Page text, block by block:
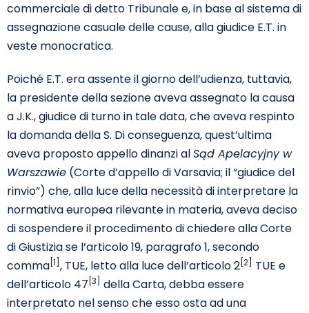
commerciale di detto Tribunale e, in base al sistema di
assegnazione casuale delle cause, alla giudice E.T. in
veste monocratica.
Poiché E.T. era assente il giorno dell’udienza, tuttavia,
la presidente della sezione aveva assegnato la causa
a J.K., giudice di turno in tale data, che aveva respinto
la domanda della S. Di conseguenza, quest’ultima
aveva proposto appello dinanzi alSąd Apelacyjny w
Warszawie (Corte d’appello di Varsavia; il “giudice del
rinvio”) che, alla luce della necessità di interpretare la
normativa europea rilevante in materia, aveva deciso
di sospendere il procedimento di chiedere alla Corte
di Giustizia se l’articolo 19, paragrafo 1, secondo
comma [1] , TUE, letto alla luce dell’articolo 2 [2]
TUE e
dell’articolo 47 [3]
della Carta, debba essere
interpretato nel senso che esso osta ad una